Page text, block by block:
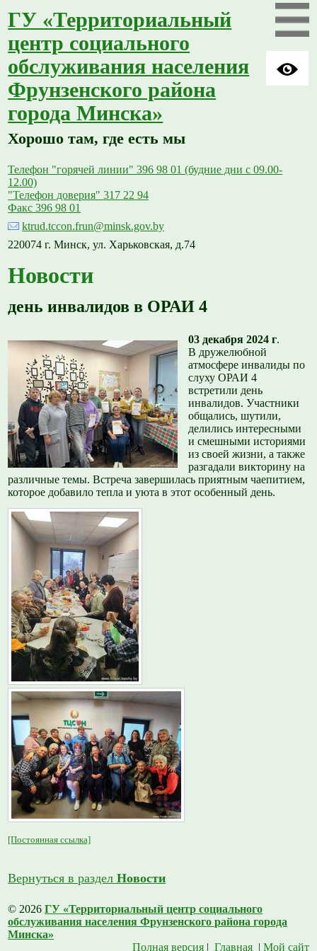
ГУ «Территориальный
центр социального
обслуживания населения
Фрунзенского района
города Минска»
Хорошо там, где есть мы
Телефон "горячей линии" 396 98 01 (будние дни с 09.00-
12.00)
"Телефон доверия" 317 22 94
Факс 396 98 01
ktrud.tccon.frun@minsk.gov.by
220074 г. Минск, ул. Харьковская, д.74
Новости
день инвалидов в ОРАИ 4
03 декабря 2024 г.
В дружелюбной
атмосфере инвалиды по
слуху ОРАИ 4
встретили день
инвалидов. Участники
общались, шутили,
делились интересными
и смешными историями
из своей жизни, а также
разгадали викторину на
различные темы. Встреча завершилась приятным чаепитием,
которое добавило тепла и уюта в этот особенный день.
[Постоянная ссылка]
Вернуться в разделНовости
© 2026ГУ «Территориальный центр социального
обслуживания населения Фрунзенского района города
Минска»
Полная версия| Главная| Мой сайт